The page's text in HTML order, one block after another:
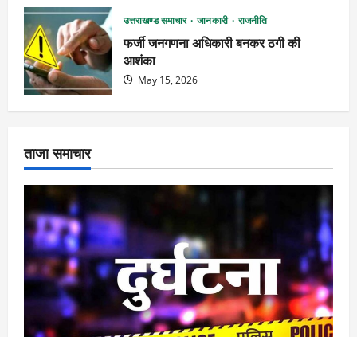
उत्तराखण्ड समाचार जानकारी राजनीति
फर्जी जनगणना अधिकारी बनकर ठगी की
आशंका
May 15, 2026
ताजा समाचार